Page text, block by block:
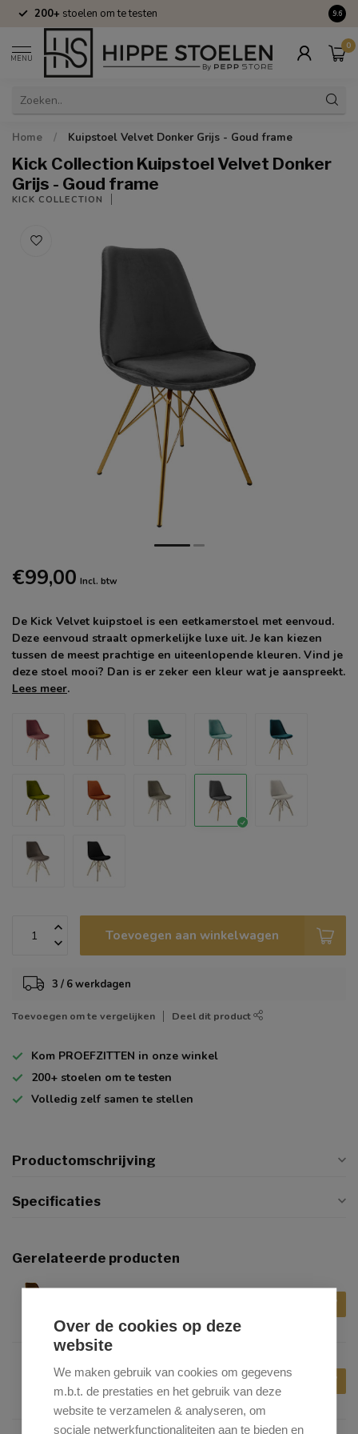
Over de cookies op deze
website
We maken gebruik van cookies om gegevens
m.b.t. de prestaties en het gebruik van deze
website te verzamelen & analyseren, om
sociale netwerkfunctionaliteiten aan te bieden en
200+ stoelen om te testen 9.6
MENU
0
Home / Kuipstoel Velvet Donker Grijs - Goud frame
Kick Collection Kuipstoel Velvet Donker
Grijs - Goud frame
KICK COLLECTION
€99,00 Incl. btw
De Kick Velvet kuipstoel is een eetkamerstoel met eenvoud.
Deze eenvoud straalt opmerkelijke luxe uit. Je kan kiezen
tussen de meest prachtige en uiteenlopende kleuren. Vind je
deze stoel mooi? Dan is er zeker een kleur wat je aanspreekt.
Lees meer.
Toevoegen aan winkelwagen
3 / 6 werkdagen
Toevoegen om te vergelijken Deel dit product
Kom PROEFZITTEN in onze winkel
200+ stoelen om te testen
Volledig zelf samen te stellen
Productomschrijving
Specificaties
Gerelateerde producten
Velvet Goud - Goud frame
KICK COLLECTION
Kick Collection Kuipstoel
Velvet Roze - Goud frame
€99,00